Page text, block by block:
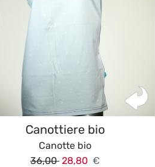
Canottiere bio
Canotte bio
36,00 28,80 €